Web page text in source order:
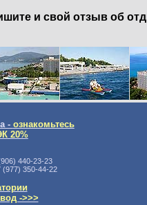
и свой отзыв об
- ознакомьтесь
20%
440-23-23
350-44-22
->>>